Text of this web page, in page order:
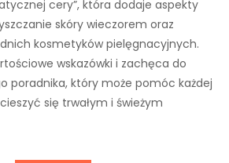
cery”, która dodaje aspekty
skóry wieczorem oraz
kosmetyków pielęgnacyjnych.
wskazówki i zachęca do
poradnika, który może pomóc każdej
się trwałym i świeżym